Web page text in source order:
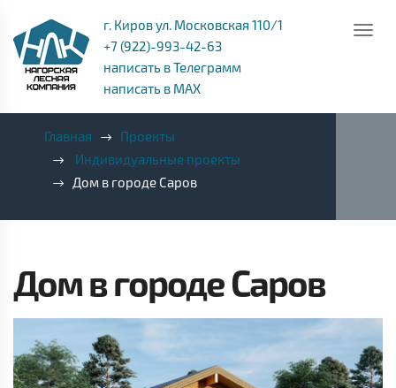
г. Киров ул. Московская 110/1
+7 (922)-993-42-63
написать в Телеграмм
написать в MAX
Главная
Проекты
Индивидуальные проекты
Дом в городе Саров
Дом в городе Саров